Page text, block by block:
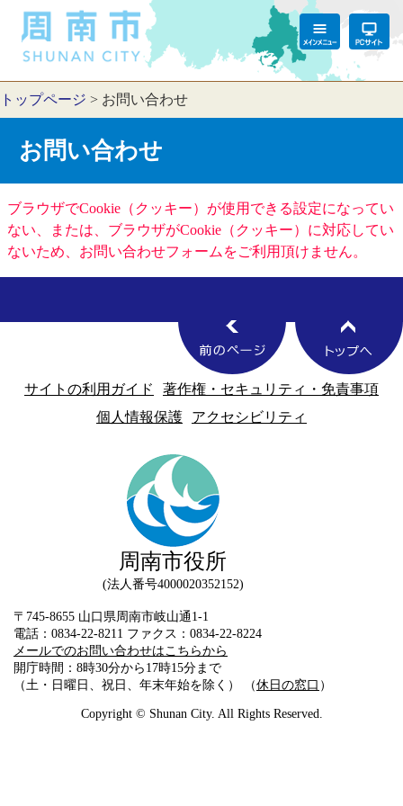
トップページ > お問い合わせ
お問い合わせ
ブラウザでCookie（クッキー）が使用できる設定になってい
ない、または、ブラウザがCookie（クッキー）に対応してい
ないため、お問い合わせフォームをご利用頂けません。
サイトの利用ガイド
著作権・セキュリティ・免責事項
個人情報保護
アクセシビリティ
周南市役所
法人番号4000020352152
〒745-8655 山口県周南市岐山通1-1
電話：0834-22-8211 ファクス：0834-22-8224
メールでのお問い合わせはこちらから
開庁時間：8時30分から17時15分まで
（土・日曜日、祝日、年末年始を除く） （休日の窓口 ）
Copyright © Shunan City. All Rights Reserved.